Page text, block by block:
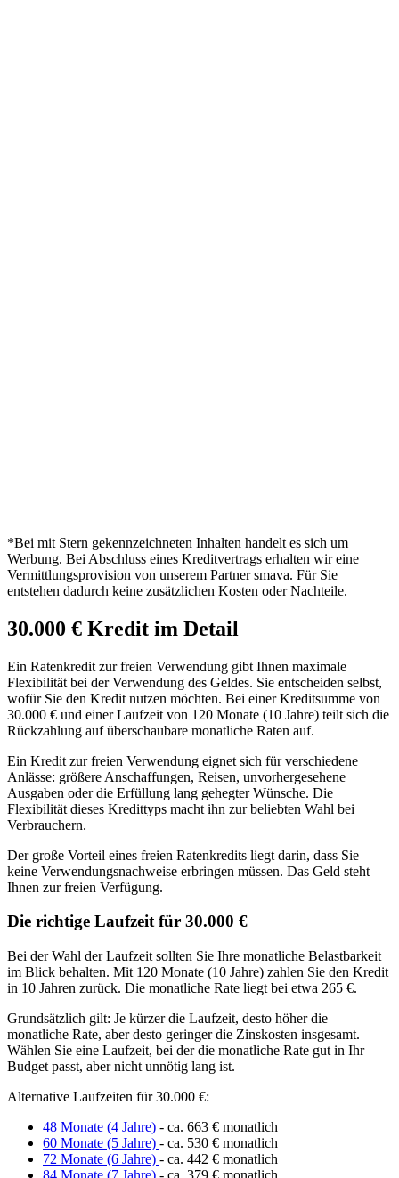
*Bei mit Stern gekennzeichneten Inhalten handelt es sich um
Werbung. Bei Abschluss eines Kreditvertrags erhalten wir eine
Vermittlungsprovision von unserem Partner smava. Für Sie
entstehen dadurch keine zusätzlichen Kosten oder Nachteile.
30.000 € Kredit im Detail
Ein Ratenkredit zur freien Verwendung gibt Ihnen maximale
Flexibilität bei der Verwendung des Geldes. Sie entscheiden selbst,
wofür Sie den Kredit nutzen möchten. Bei einer Kreditsumme von
30.000 € und einer Laufzeit von 120 Monate (10 Jahre) teilt sich die
Rückzahlung auf überschaubare monatliche Raten auf.
Ein Kredit zur freien Verwendung eignet sich für verschiedene
Anlässe: größere Anschaffungen, Reisen, unvorhergesehene
Ausgaben oder die Erfüllung lang gehegter Wünsche. Die
Flexibilität dieses Kredittyps macht ihn zur beliebten Wahl bei
Verbrauchern.
Der große Vorteil eines freien Ratenkredits liegt darin, dass Sie
keine Verwendungsnachweise erbringen müssen. Das Geld steht
Ihnen zur freien Verfügung.
Die richtige Laufzeit für 30.000 €
Bei der Wahl der Laufzeit sollten Sie Ihre monatliche Belastbarkeit
im Blick behalten. Mit 120 Monate (10 Jahre) zahlen Sie den Kredit
in 10 Jahren zurück. Die monatliche Rate liegt bei etwa 265 €.
Grundsätzlich gilt: Je kürzer die Laufzeit, desto höher die
monatliche Rate, aber desto geringer die Zinskosten insgesamt.
Wählen Sie eine Laufzeit, bei der die monatliche Rate gut in Ihr
Budget passt, aber nicht unnötig lang ist.
Alternative Laufzeiten für 30.000 €:
48 Monate (4 Jahre) - ca. 663 € monatlich
60 Monate (5 Jahre) - ca. 530 € monatlich
72 Monate (6 Jahre) - ca. 442 € monatlich